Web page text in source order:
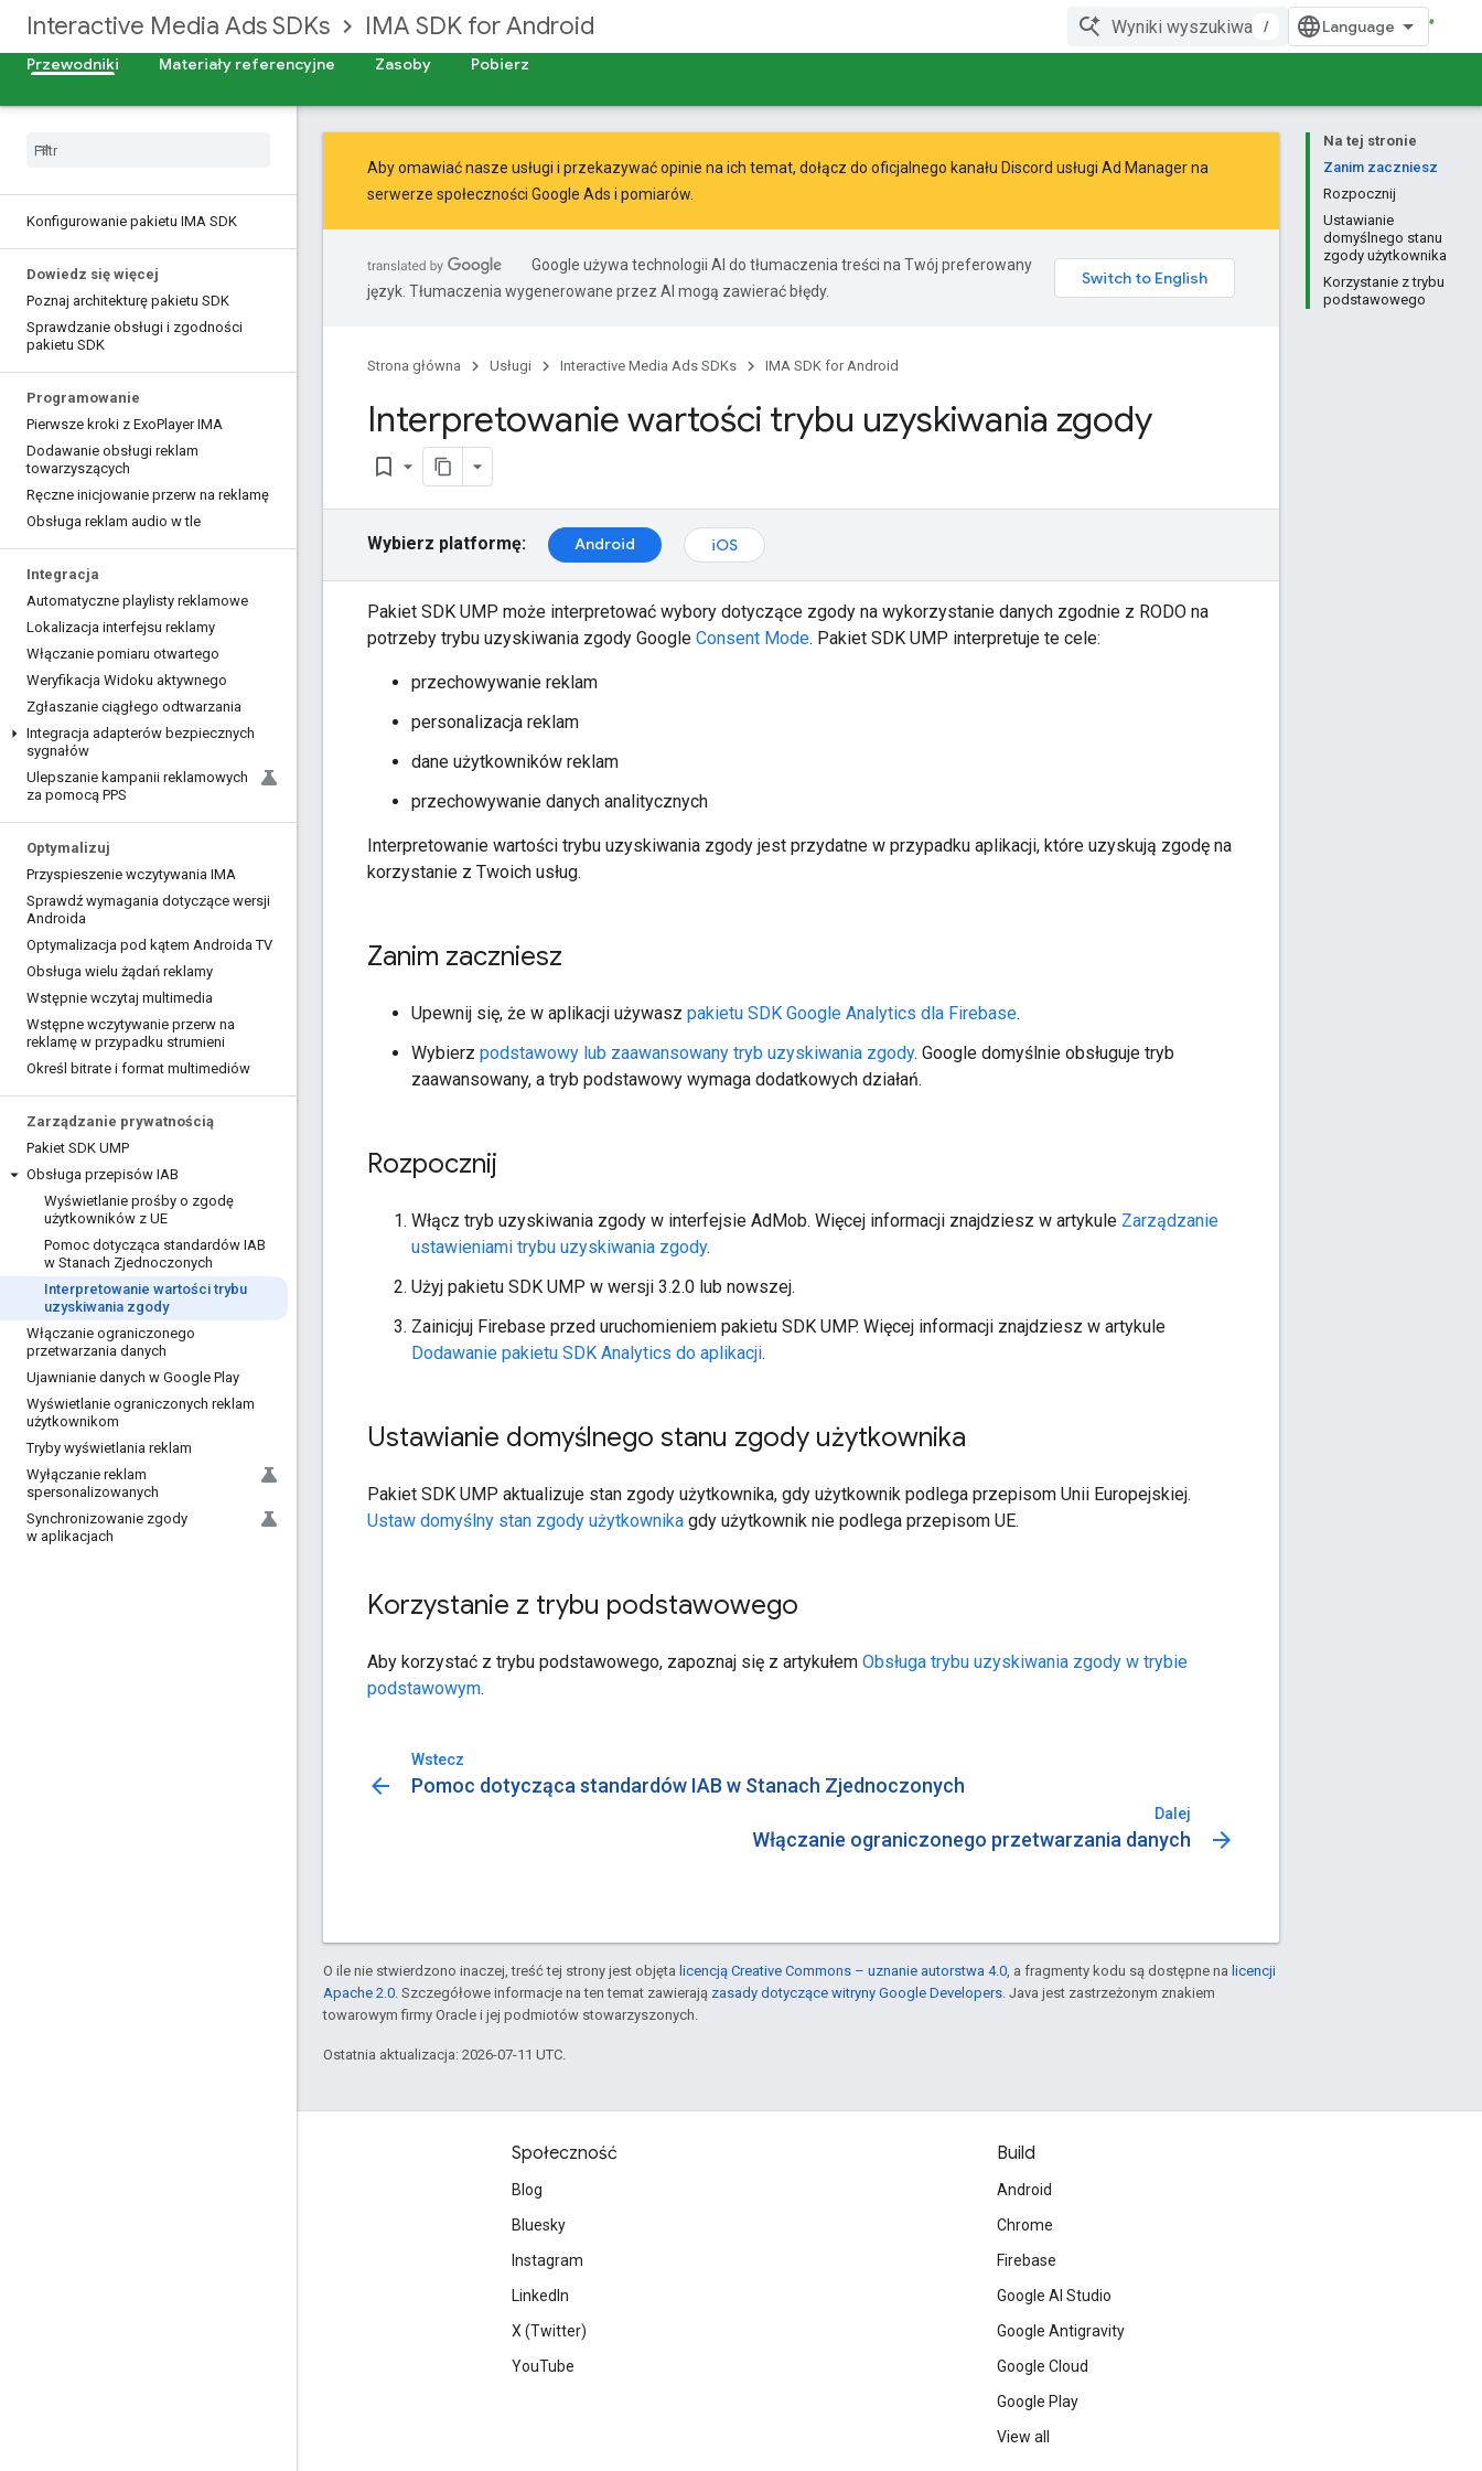
Interactive Media Ads SDKs IMA SDK for Android
/
Przewodniki
Materiały referencyjne Zasoby Pobierz
Konfigurowanie pakietu IMA SDK
Dowiedz się więcej
Poznaj architekturę pakietu SDK
Sprawdzanie obsługi i zgodności
pakietu SDK
Programowanie
Pierwsze kroki z ExoPlayer IMA
Dodawanie obsługi reklam
towarzyszących
Ręczne inicjowanie przerw na reklamę
Obsługa reklam audio w tle
Integracja
Automatyczne playlisty reklamowe
Lokalizacja interfejsu reklamy
Włączanie pomiaru otwartego
Weryfikacja Widoku aktywnego
Zgłaszanie ciągłego odtwarzania
Integracja adapterów bezpiecznych
sygnałów
Ulepszanie kampanii reklamowych
za pomocą PPS
Optymalizuj
Przyspieszenie wczytywania IMA
Sprawdź wymagania dotyczące wersji
Androida
Optymalizacja pod kątem Androida TV
Obsługa wielu żądań reklamy
Wstępnie wczytaj multimedia
Wstępne wczytywanie przerw na
reklamę w przypadku strumieni
Określ bitrate i format multimediów
Zarządzanie prywatnością
Pakiet SDK UMP
Obsługa przepisów IAB
Wyświetlanie prośby o zgodę
użytkowników z UE
Pomoc dotycząca standardów IAB
w Stanach Zjednoczonych
Interpretowanie wartości trybu
uzyskiwania zgody
Włączanie ograniczonego
przetwarzania danych
Ujawnianie danych w Google Play
Wyświetlanie ograniczonych reklam
użytkownikom
Tryby wyświetlania reklam
Wyłączanie reklam
spersonalizowanych
Synchronizowanie zgody
w aplikacjach
Na tej stronie
Zanim zaczniesz
Rozpocznij
Ustawianie
domyślnego stanu
zgody użytkownika
Korzystanie z trybu
podstawowego
Aby omawiać nasze usługi i przekazywać opinie na ich temat, dołącz do oficjalnego kanału Discord usługi Ad Manager na
serwerze społeczności Google Ads i pomiarów
Google używa technologii AI do tłumaczenia treści na Twój preferowany
język. Tłumaczenia wygenerowane przez AI mogą zawierać błędy.
Strona główna Usługi Interactive Media Ads SDKs IMA SDK for Android
Interpretowanie wartości trybu uzyskiwania zgody
bookmark_border
Wybierz platformę: Android iOS
Pakiet SDK UMP może interpretować wybory dotyczące zgody na wykorzystanie danych zgodnie z RODO na
potrzeby trybu uzyskiwania zgody Google Consent Mode. Pakiet SDK UMP interpretuje te cele:
przechowywanie reklam
personalizacja reklam
dane użytkowników reklam
przechowywanie danych analitycznych
Interpretowanie wartości trybu uzyskiwania zgody jest przydatne w przypadku aplikacji, które uzyskują zgodę na
korzystanie z Twoich usług.
Zanim zaczniesz
Upewnij się, że w aplikacji używasz pakietu SDK Google Analytics dla Firebase.
Wybierz podstawowy lub zaawansowany tryb uzyskiwania zgody. Google domyślnie obsługuje tryb
zaawansowany, a tryb podstawowy wymaga dodatkowych działań.
Rozpocznij
Włącz tryb uzyskiwania zgody w interfejsie AdMob. Więcej informacji znajdziesz w artykule Zarządzanie
ustawieniami trybu uzyskiwania zgody.
Użyj pakietu SDK UMP w wersji 3.2.0 lub nowszej.
Zainicjuj Firebase przed uruchomieniem pakietu SDK UMP. Więcej informacji znajdziesz w artykule
Dodawanie pakietu SDK Analytics do aplikacji.
Ustawianie domyślnego stanu zgody użytkownika
Pakiet SDK UMP aktualizuje stan zgody użytkownika, gdy użytkownik podlega przepisom Unii Europejskiej.
Ustaw domyślny stan zgody użytkownika gdy użytkownik nie podlega przepisom UE.
Korzystanie z trybu podstawowego
Aby korzystać z trybu podstawowego, zapoznaj się z artykułem Obsługa trybu uzyskiwania zgody w trybie
podstawowym.
Wstecz
arrow_back Pomoc dotycząca standardów IAB w Stanach Zjednoczonych
Dalej
Włączanie ograniczonego przetwarzania danych arrow_forward
O ile nie stwierdzono inaczej, treść tej strony jest objęta licencją Creative Commons – uznanie autorstwa 4.0 , a fragmenty kodu są dostępne na licencji
Apache 2.0 . Szczegółowe informacje na ten temat zawierają zasady dotyczące witryny Google Developers . Java jest zastrzeżonym znakiem
towarowym firmy Oracle i jej podmiotów stowarzyszonych.
Ostatnia aktualizacja: 2026-07-11 UTC.
Społeczność
Blog
Bluesky
Instagram
LinkedIn
X (Twitter)
YouTube
Build
Android
Chrome
Firebase
Google AI Studio
Google Antigravity
Google Cloud
Google Play
View all